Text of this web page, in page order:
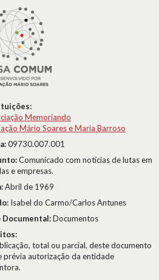
Memoriando
Mário Soares e Maria Barroso
09730.007.001
Comunicado com notícias de lutas em
e empresas.
Abril de 1969
Isabel do Carmo/Carlos Antunes
Documental:Documentos
total ou parcial, deste documento
prévia autorização da entidade